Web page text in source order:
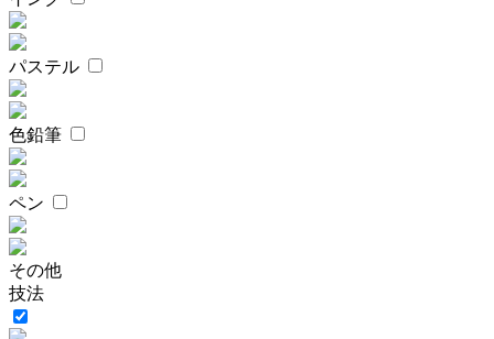
パステル
色鉛筆
ペン
その他
技法